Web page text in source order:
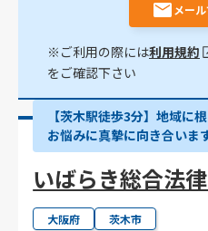
メー
※ご利用の際には利用規約
をご確認下さい
【茨木駅徒歩3分】地域に
お悩みに真摯に向き合いま
いばらき総合法
大阪府 茨木市